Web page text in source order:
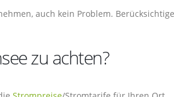
auch kein Problem.
zu achten?